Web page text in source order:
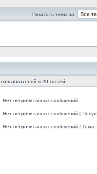
Показать темы за:
и 20 гостей
сообщений
Нет непрочитанных сообщений
сообщений
Нет непрочитанных сообщений [
Нет непрочитанных сообщений [ Тема